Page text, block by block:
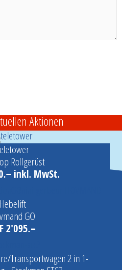
Aktionen
Rollgerüst
inkl. MwSt.
Hebelift
GO
2'095.–
Transportwagen 2 in 1-